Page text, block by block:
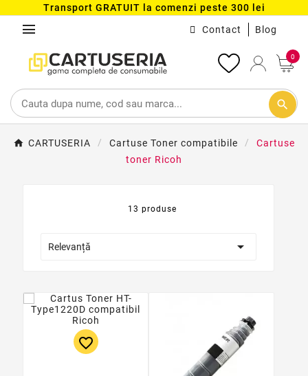
Transport GRATUIT la comenzi peste 300 lei
menu Contact Blog
0
search
CARTUSERIA Cartuse Toner compatibile
Cartuse
toner Ricoh
13 produse
Relevanță 
favorite_border